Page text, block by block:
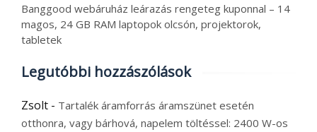
Banggood webáruház leárazás rengeteg kuponnal – 14
magos, 24 GB RAM laptopok olcsón, projektorok,
tabletek
Legutóbbi hozzászólások
Zsolt - Tartalék áramforrás áramszünet esetén
otthonra, vagy bárhová, napelem töltéssel: 2400 W-os